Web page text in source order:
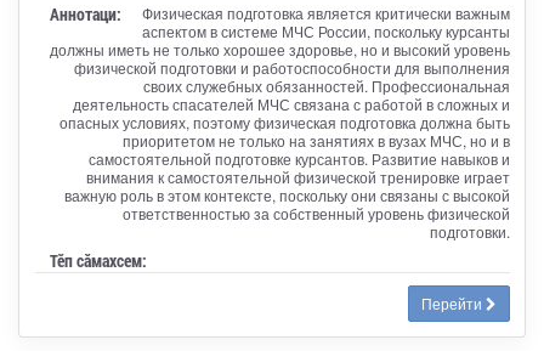
Аннотаци:
Физическая подготовка является критически важным
аспектом в системе МЧС России, поскольку курсанты
должны иметь не только хорошее здоровье, но и высокий уровень
физической подготовки и работоспособности для выполнения
своих служебных обязанностей. Профессиональная
деятельность спасателей МЧС связана с работой в сложных и
опасных условиях, поэтому физическая подготовка должна быть
приоритетом не только на занятиях в вузах МЧС, но и в
самостоятельной подготовке курсантов. Развитие навыков и
внимания к самостоятельной физической тренировке играет
важную роль в этом контексте, поскольку они связаны с высокой
ответственностью за собственный уровень физической
подготовки.
Тӗп сӑмахсем:
Перейти